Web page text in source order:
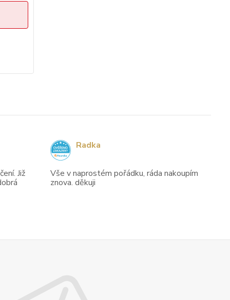
Již
Vše v naprostém pořádku, ráda nakoupím
znova. děkuji
Radka